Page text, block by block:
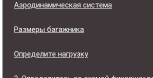
Аэродинамическая система
Размеры багажника
Определите нагрузку